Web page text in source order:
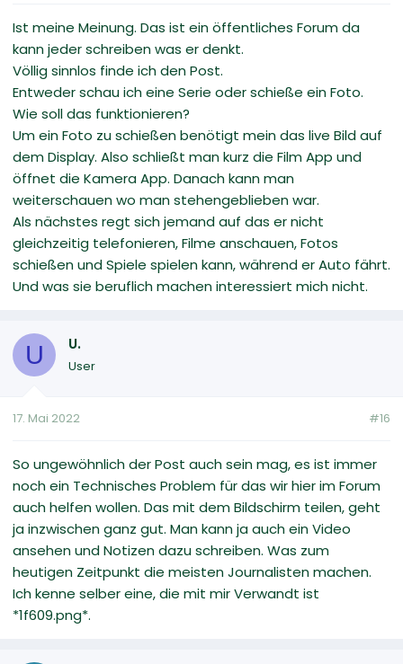
Ist meine Meinung. Das ist ein öffentliches Forum da
kann jeder schreiben was er denkt.
Völlig sinnlos finde ich den Post.
Entweder schau ich eine Serie oder schieße ein Foto.
Wie soll das funktionieren?
Um ein Foto zu schießen benötigt mein das live Bild auf
dem Display. Also schließt man kurz die Film App und
öffnet die Kamera App. Danach kann man
weiterschauen wo man stehengeblieben war.
Als nächstes regt sich jemand auf das er nicht
gleichzeitig telefonieren, Filme anschauen, Fotos
schießen und Spiele spielen kann, während er Auto fährt.
Und was sie beruflich machen interessiert mich nicht.
U U.
User
17. Mai 2022 #16
So ungewöhnlich der Post auch sein mag, es ist immer
noch ein Technisches Problem für das wir hier im Forum
auch helfen wollen. Das mit dem Bildschirm teilen, geht
ja inzwischen ganz gut. Man kann ja auch ein Video
ansehen und Notizen dazu schreiben. Was zum
heutigen Zeitpunkt die meisten Journalisten machen.
Ich kenne selber eine, die mit mir Verwandt ist
*1f609.png*.